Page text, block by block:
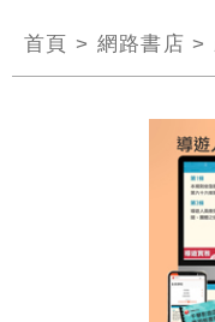
首頁 > 網路書店 >